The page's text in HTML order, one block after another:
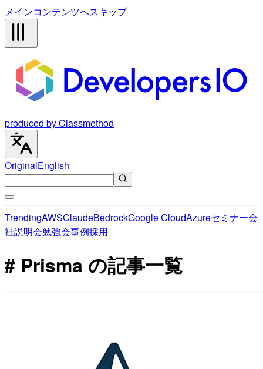
メインコンテンツへスキップ
produced by Classmethod
OriginalEnglish
TrendingAWSClaudeBedrockGoogle CloudAzureセミナー会
社説明会勉強会事例採用
# Prisma の記事一覧